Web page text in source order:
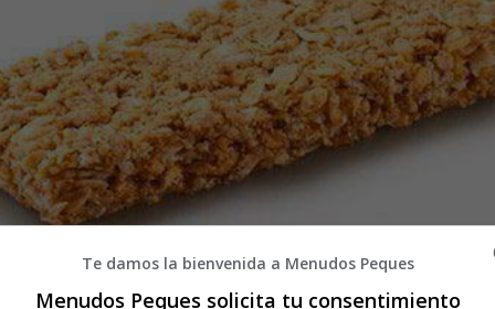
Te damos la bienvenida a Menudos Peques
Menudos Peques solicita tu consentimiento